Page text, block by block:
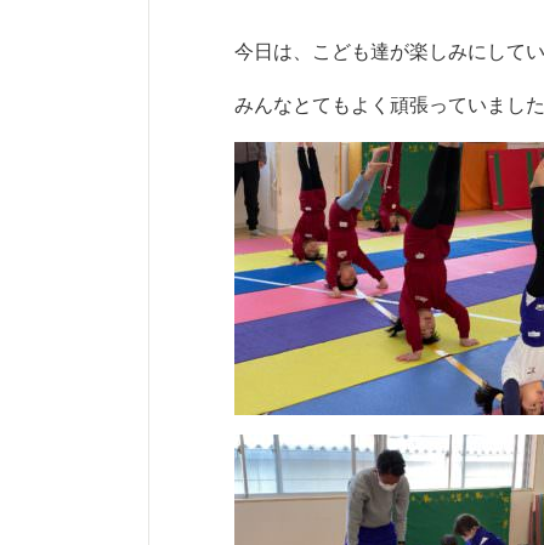
今日は、こども達が楽しみにして
みんなとてもよく頑張っていまし